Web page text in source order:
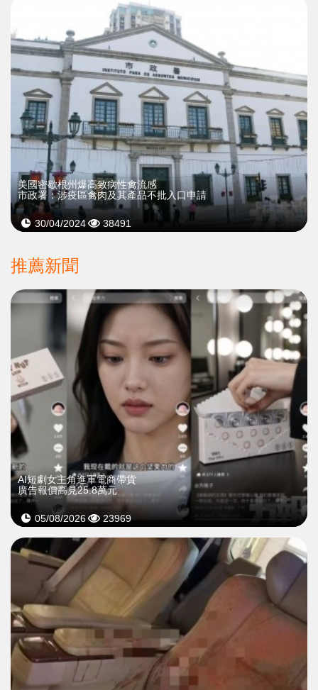
美國密歇根州爆高致病性禽流感
市政署：涉疫區禽肉及其產品不批入口申請
30/04/2024 38491
推薦新聞
AI短劇女主角進軍電商帶貨
廣告報價高見25.8萬元
05/08/2026 23969